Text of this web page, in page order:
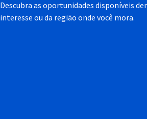
Descubra as oportunidades disponíveis
interesse ou da região onde você mora.